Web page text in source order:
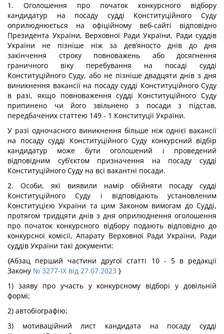
1. Оголошення про початок конкурсного відбору
кандидатур на посаду судді Конституційного Суду
оприлюднюється на офіційному веб-сайті відповідно
Президента України, Верховної Ради України, Ради суддів
України не пізніше ніж за дев’яносто днів до дня
закінчення строку повноважень або досягнення
граничного віку перебування на посаді судді
Конституційного Суду, або не пізніше двадцяти днів з дня
виникнення вакансії на посаду судді Конституційного Суду
в разі, якщо повноваження судді Конституційного Суду
припинено чи його звільнено з посади з підстав,
передбачених статтею 149 - 1 Конституції України.
У разі одночасного виникнення більше ніж однієї вакансії
на посаду судді Конституційного Суду конкурсний відбір
кандидатур може бути оголошений і проведений
відповідним суб’єктом призначення на посаду судді
Конституційного Суду на всі вакантні посади.
2. Особи, які виявили намір обійняти посаду судді
Конституційного Суду і відповідають установленим
Конституцією України та цим Законом вимогам до Судді,
протягом тридцяти днів з дня оприлюднення оголошення
про початок конкурсного відбору подають відповідно до
конкурсної комісії, Апарату Верховної Ради України, Ради
суддів України такі документи:
{Абзац перший частини другої статті 10 - 5 в редакції
Закону № 3277-IX від 27.07.2023 }
1) заяву про участь у конкурсному відборі у довільній
формі;
2) автобіографію;
3) мотиваційний лист кандидата на посаду судді